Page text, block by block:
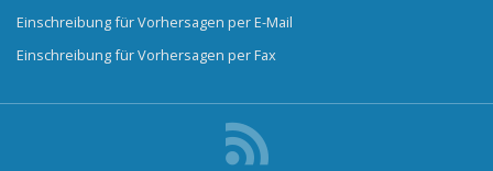
Einschreibung für Vorhersagen per E-Mail
Einschreibung für Vorhersagen per Fax